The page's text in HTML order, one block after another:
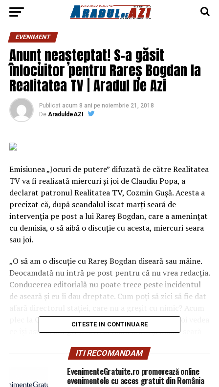
EVENIMENT
Anunț neașteptat! S-a găsit
înlocuitor pentru Rareș Bogdan la
Realitatea TV | Aradul De Azi
Publicat acum 8 ani pe noiembrie 21, 2018
De AraduldeAZI
Emisiunea „Jocuri de putere” difuzată de către Realitatea
TV va fi realizată miercuri şi joi de Claudiu Popa, a
declarat patronul Realitatea TV, Cozmin Guşă. Acesta a
precizat că, după scandalul iscat marţi seară de
intervenţia pe post a lui Rareş Bogdan, care a ameninţat
cu demisia, o să aibă o discuţie cu acesta, miercuri seara
sau joi.
„O să am o discuţie cu Rareş Bogdan diseară sau mâine.
Deocamdată nu intră pe post pentru că nu vrea redacţia.
Conducerea editorială nu poate trece peste incidentul
de aseară şi eu îi dau dreptate. Cum poţi să zici să fie dat
plec la Cluj şi apoi voi discuta cu Rareş Bogdan, voi vedea
ce îşi asumă din greşeli. În această seară şi mâine seară
Popa, care revine după ce DIICOT a decis că am avut
dreptate când am spus că el nu a greşit cu nimic”, a
declarat Cozmin Guşă.
CITESTE IN CONTINUARE
ITI RECOMANDAM
EvenimenteGratuite.ro promovează online
evenimentele cu acces gratuit din România